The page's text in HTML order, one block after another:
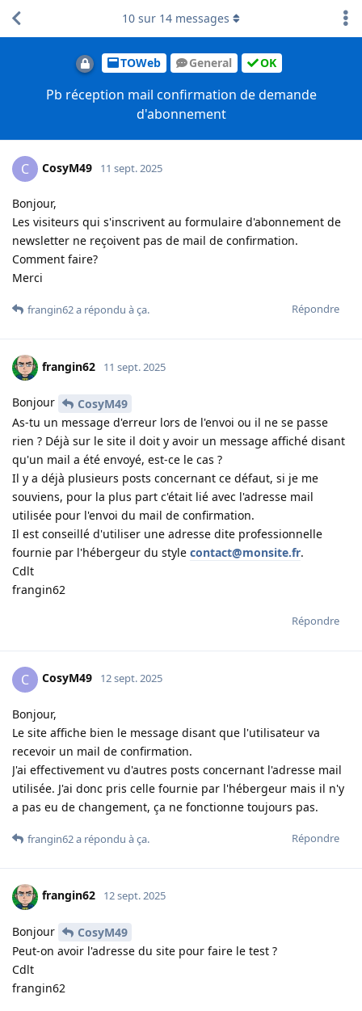
TOWeb General OK
Pb réception mail confirmation de demande
d'abonnement
10 sur 14 messages
C CosyM49 11 sept. 2025
Bonjour,
Les visiteurs qui s'inscrivent au formulaire d'abonnement de
newsletter ne reçoivent pas de mail de confirmation.
Comment faire?
Merci
Répondre
frangin62a répondu à ça.
frangin62 11 sept. 2025
Bonjour
CosyM49
As-tu un message d'erreur lors de l'envoi ou il ne se passe
rien ? Déjà sur le site il doit y avoir un message affiché disant
qu'un mail a été envoyé, est-ce le cas ?
Il y a déjà plusieurs posts concernant ce défaut, si je me
souviens, pour la plus part c'était lié avec l'adresse mail
utilisée pour l'envoi du mail de confirmation.
Il est conseillé d'utiliser une adresse dite professionnelle
fournie par l'hébergeur du style contact@monsite.fr.
Cdlt
frangin62
Répondre
C CosyM49 12 sept. 2025
Bonjour,
Le site affiche bien le message disant que l'utilisateur va
recevoir un mail de confirmation.
J'ai effectivement vu d'autres posts concernant l'adresse mail
utilisée. J'ai donc pris celle fournie par l'hébergeur mais il n'y
a pas eu de changement, ça ne fonctionne toujours pas.
Répondre
frangin62a répondu à ça.
frangin62 12 sept. 2025
Bonjour
CosyM49
Peut-on avoir l'adresse du site pour faire le test ?
Cdlt
frangin62